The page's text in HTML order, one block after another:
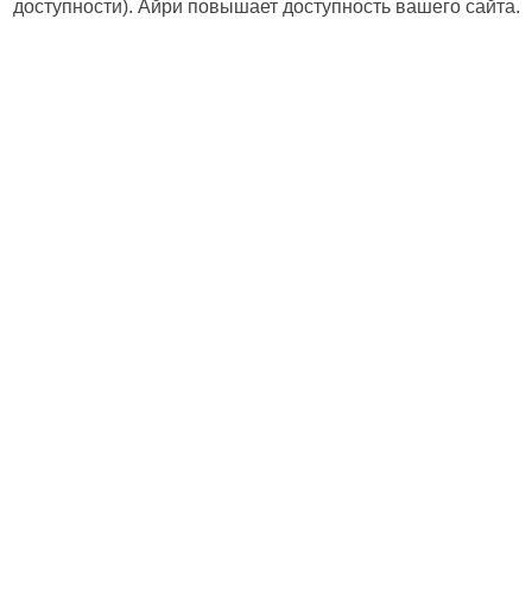
доступности). Айри повышает доступность вашего сайта.